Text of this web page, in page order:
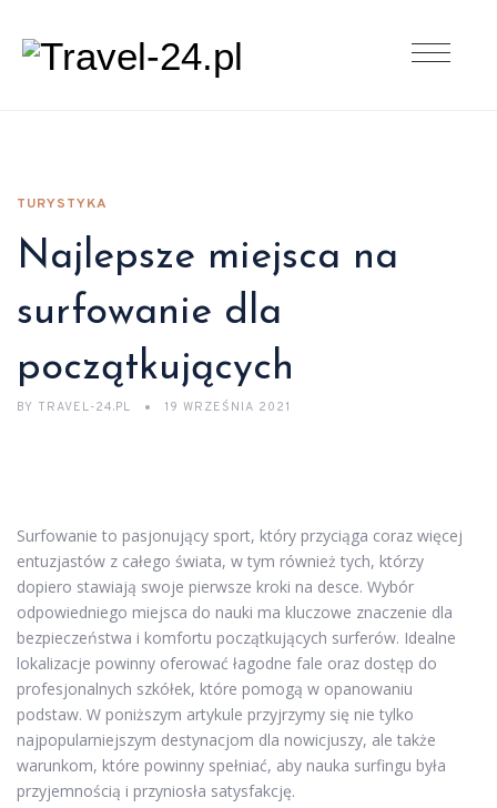
TURYSTYKA
Najlepsze miejsca na
surfowanie dla
początkujących
BY TRAVEL-24.PL 19 WRZEŚNIA 2021
Surfowanie to pasjonujący sport, który przyciąga coraz więcej
entuzjastów z całego świata, w tym również tych, którzy
dopiero stawiają swoje pierwsze kroki na desce. Wybór
odpowiedniego miejsca do nauki ma kluczowe znaczenie dla
bezpieczeństwa i komfortu początkujących surferów. Idealne
lokalizacje powinny oferować łagodne fale oraz dostęp do
profesjonalnych szkółek, które pomogą w opanowaniu
podstaw. W poniższym artykule przyjrzymy się nie tylko
najpopularniejszym destynacjom dla nowicjuszy, ale także
warunkom, które powinny spełniać, aby nauka surfingu była
przyjemnością i przyniosła satysfakcję.